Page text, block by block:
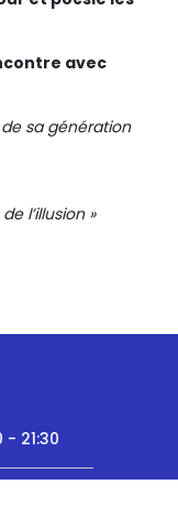
avec
sa génération
l’illusion »
- 21:30